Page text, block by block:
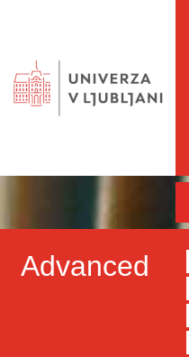
Advanced